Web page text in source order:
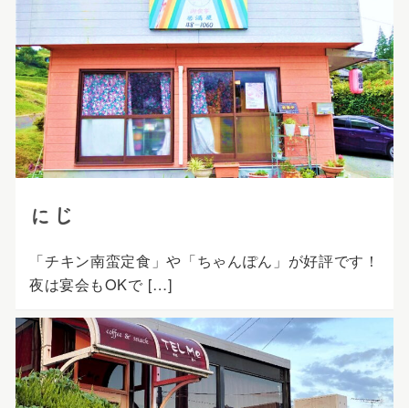
にじ
「チキン南蛮定食」や「ちゃんぽん」が好評です！
夜は宴会もOKで […]